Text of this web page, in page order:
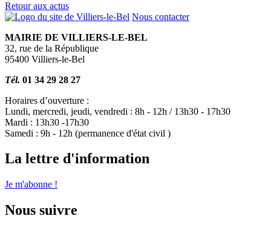
Retour aux actus
Nous contacter
MAIRIE DE VILLIERS-LE-BEL
32, rue de la République
95400 Villiers-le-Bel
Tél. 01 34 29 28 27
Horaires d’ouverture :
Lundi, mercredi, jeudi, vendredi : 8h - 12h / 13h30 - 17h30
Mardi : 13h30 -17h30
Samedi : 9h - 12h (permanence d'état civil )
La lettre d'information
Je m'abonne !
Nous suivre